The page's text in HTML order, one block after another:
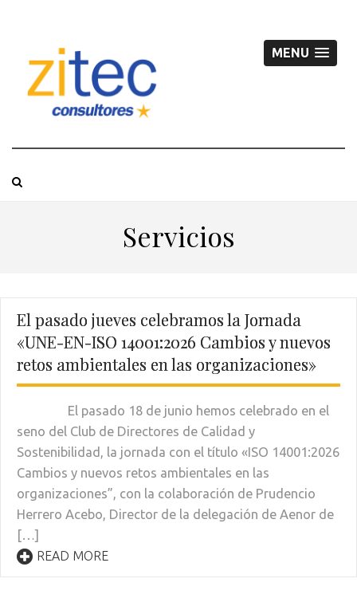
MENU
Servicios
El pasado jueves celebramos la Jornada
«UNE-EN-ISO 14001:2026 Cambios y nuevos
retos ambientales en las organizaciones​»
El pasado 18 de junio hemos celebrado en el
seno del Club de Directores de Calidad y
Sostenibilidad, la jornada con el título «ISO 14001:2026
Cambios y nuevos retos ambientales en las
organizaciones”, con la colaboración de Prudencio
Herrero Acebo, Director de la delegación de Aenor de
[…]
READ MORE